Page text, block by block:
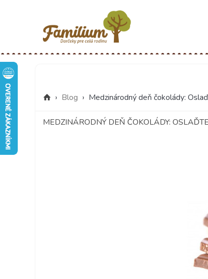
› Blog › Medzinárodný deň čokolády:
MEDZINÁRODNÝ DEŇ ČOKOLÁDY: